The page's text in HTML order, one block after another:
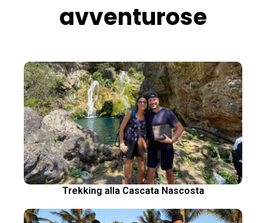
avventurose
Trekking alla Cascata Nascosta